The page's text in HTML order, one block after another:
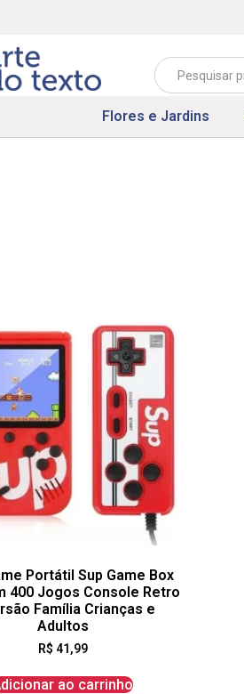
Flores e Jardins
Portátil Sup Game Box
400 Jogos Console Retro
Família Crianças e
Adultos
R$ 41,99
ao carrinho